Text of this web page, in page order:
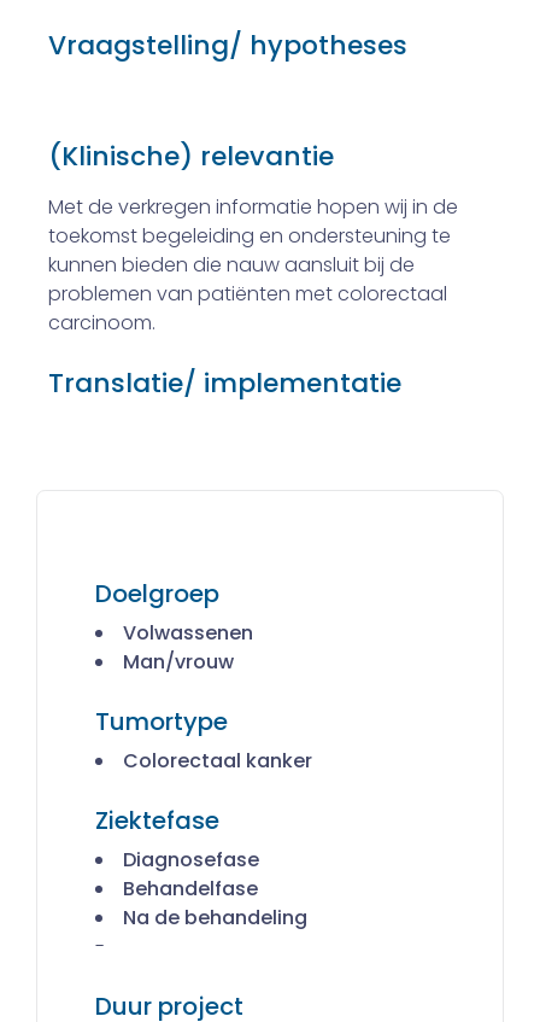
Vraagstelling/ hypotheses
(Klinische) relevantie
Met de verkregen informatie hopen wij in de
toekomst begeleiding en ondersteuning te
kunnen bieden die nauw aansluit bij de
problemen van patiënten met colorectaal
carcinoom.
Translatie/ implementatie
Doelgroep
Volwassenen
Man/vrouw
Tumortype
Colorectaal kanker
Ziektefase
Diagnosefase
Behandelfase
Na de behandeling
-
Duur project